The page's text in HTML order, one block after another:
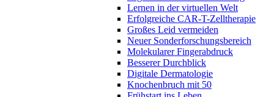
Lernen in der virtuellen Welt
Erfolgreiche CAR-T-Zelltherapie
Großes Leid vermeiden
Neuer Sonderforschungsbereich
Molekularer Fingerabdruck
Besserer Durchblick
Digitale Dermatologie
Knochenbruch mit 50